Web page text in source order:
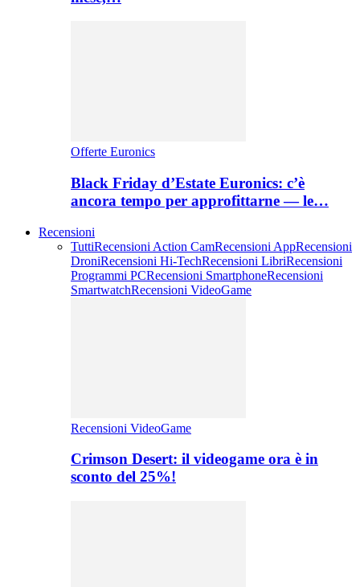
Offerte Euronics
Black Friday d’Estate Euronics: c’è
ancora tempo per approfittarne — le…
Recensioni
TuttiRecensioni Action CamRecensioni AppRecensioni
DroniRecensioni Hi-TechRecensioni LibriRecensioni
Programmi PCRecensioni SmartphoneRecensioni
SmartwatchRecensioni VideoGame
Recensioni VideoGame
Crimson Desert: il videogame ora è in
sconto del 25%!